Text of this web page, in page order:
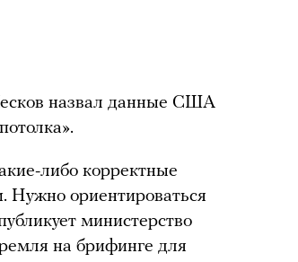
назвал данные США
либо корректные
Нужно ориентироваться
министерство
на брифинге для